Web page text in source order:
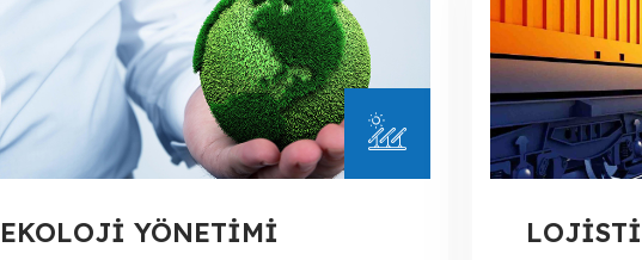
EKOLOJİ YÖNETİMİ